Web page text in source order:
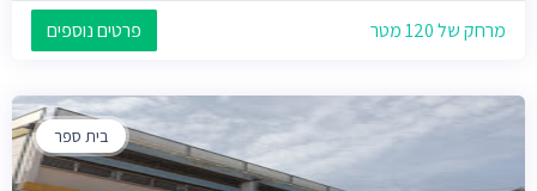
מרחק של 120 מטר פרטים נוספים
בית ספר